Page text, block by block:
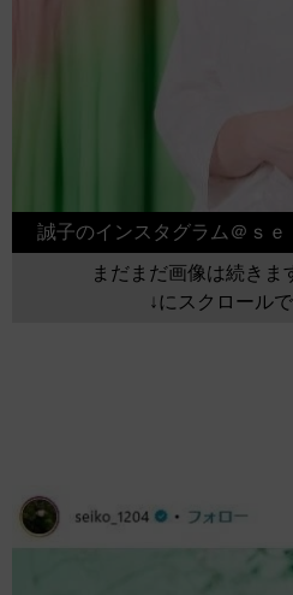
誠子のインスタグラム＠ｓｅ
まだまだ画像は続きま
↓にスクロール